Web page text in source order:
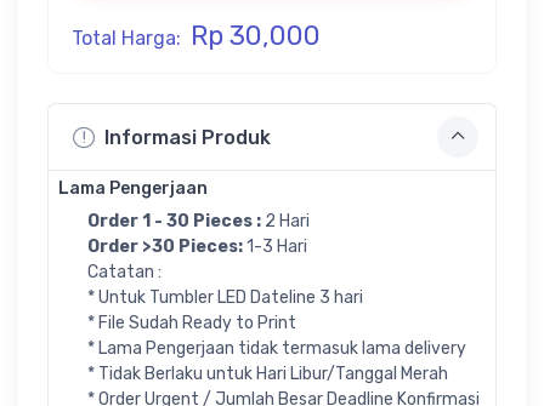
Informasi Produk
Lama Pengerjaan
Order 1 - 30 Pieces : 2 Hari
Order >30 Pieces:1-3 Hari
Catatan :
* Untuk Tumbler LED Dateline 3 hari
* File Sudah Ready to Print
* Lama Pengerjaan tidak termasuk lama delivery
* Tidak Berlaku untuk Hari Libur/Tanggal Merah
* Order Urgent / Jumlah Besar Deadline Konfirmasi
Total Harga: Rp 30,000